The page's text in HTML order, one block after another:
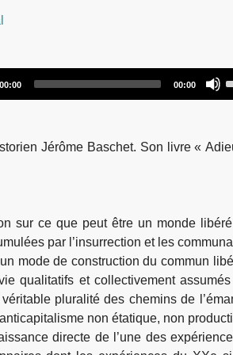
00:00 00:00
Jérôme Baschet. Son livre «
sur ce que peut être un monde
par l’insurrection et les
mode de construction du commun
qualitatifs et collectivement
pluralité des chemins de
non étatique, non
directe de l’une des